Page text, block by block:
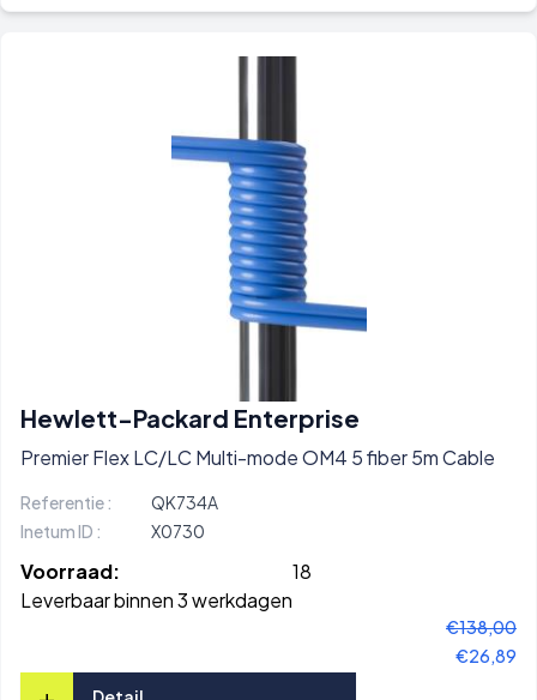
Hewlett-Packard Enterprise
Premier Flex LC/LC Multi-mode OM4 5 fiber 5m Cable
Referentie :
QK734A
Inetum ID :
X0730
Voorraad:
18
Leverbaar binnen 3 werkdagen
€138,00
€26,89